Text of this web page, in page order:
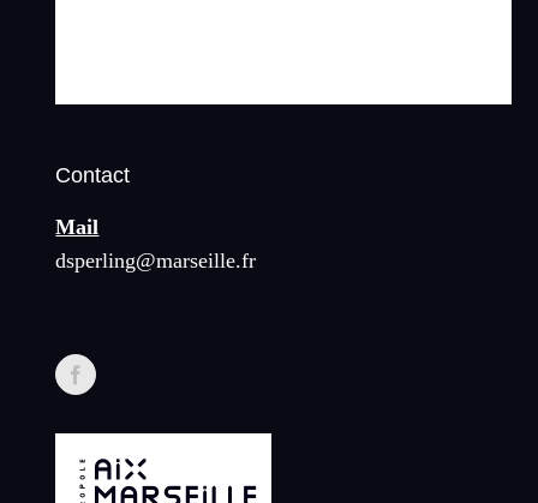
Contact
Mail
dsperling@marseille.fr